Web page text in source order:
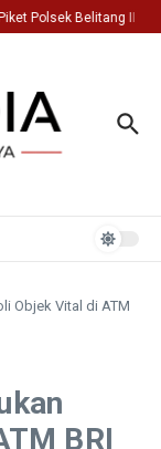
Polsek Belitang II
Objek Vital di ATM
BRI